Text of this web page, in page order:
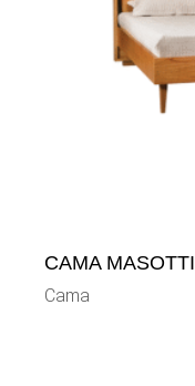
CAMA MASOTTI
Cama